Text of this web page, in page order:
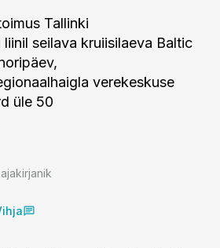
Tallinki
seilava kruiisilaeva Baltic
verekeskuse
üle 50